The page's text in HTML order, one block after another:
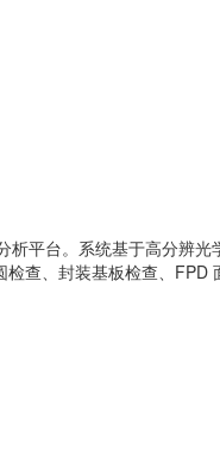
平台。系统基于高分辨
查、封装基板检查、